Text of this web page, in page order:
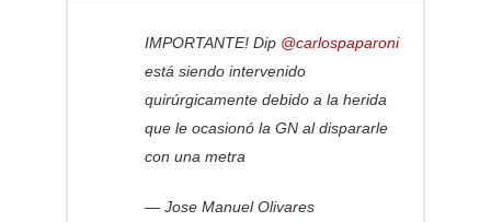
IMPORTANTE! Dip @carlospaparoni
está siendo intervenido
quirúrgicamente debido a la herida
que le ocasionó la GN al dispararle
con una metra
— Jose Manuel Olivares